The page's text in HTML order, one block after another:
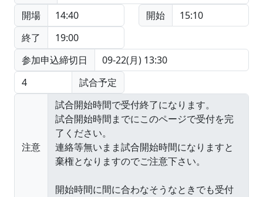
開場
14:40 開始
15:10
終了
19:00
参加申込締切日
09-22(月) 13:30
4
試合予定
注意